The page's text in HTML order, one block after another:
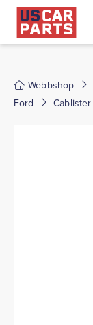
Webbshop
Ford
Cablister